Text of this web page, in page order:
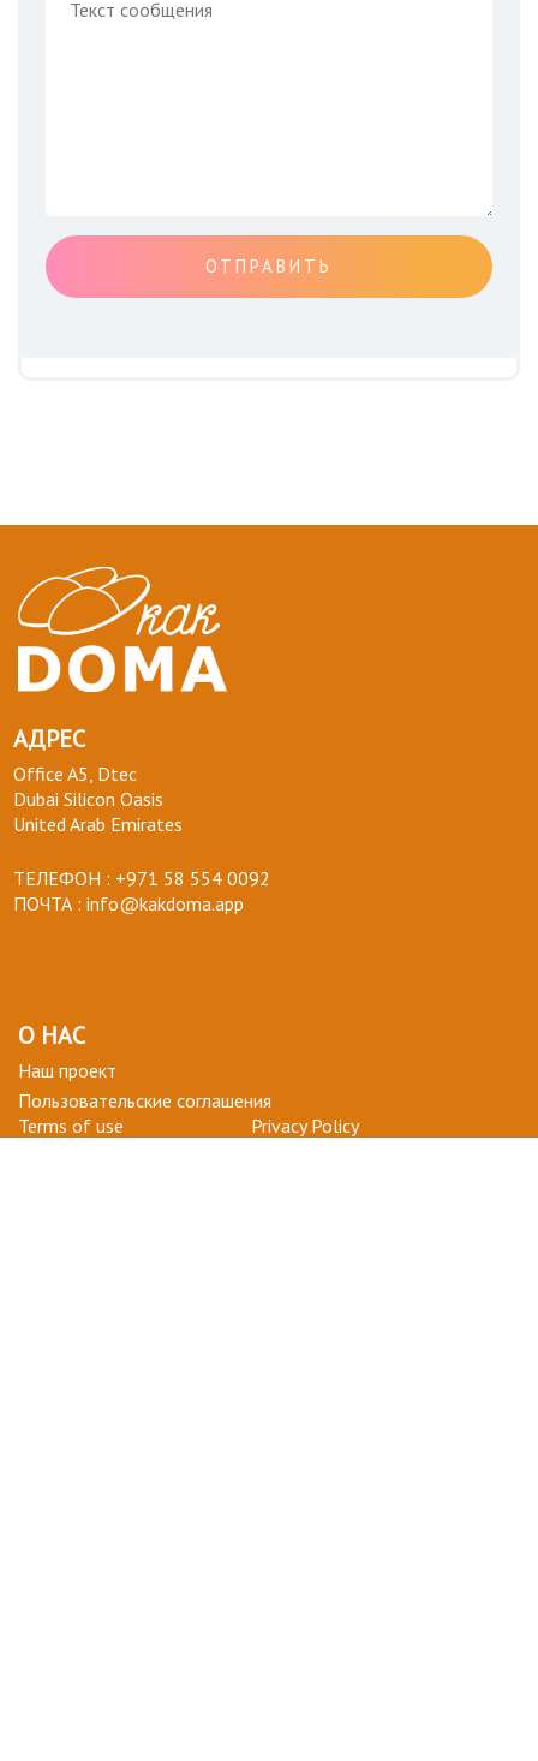
ОТПРАВИТЬ
АДРЕС
Office A5, Dtec
Dubai Silicon Oasis
United Arab Emirates
ТЕЛЕФОН : +971 58 554 0092
ПОЧТА : info@kakdoma.app
О НАС
Наш проект
Пользовательские соглашения
Terms of use
Privacy Policy